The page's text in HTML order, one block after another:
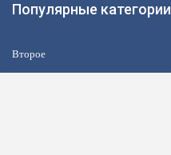
Популярные категории
Второе